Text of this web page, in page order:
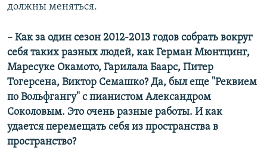
должны меняться.
– Как за один сезон 2012-2013 годов собрать вокруг
себя таких разных людей, как Герман Мюнтцинг,
Маресуке Окамото, Гарилала Баарс, Питер
Тогерсена, Виктор Семашко? Да, был еще "Реквием
по Вольфгангу" с пианистом Александром
Соколовым. Это очень разные работы. И как
удается перемещать себя из пространства в
пространство?